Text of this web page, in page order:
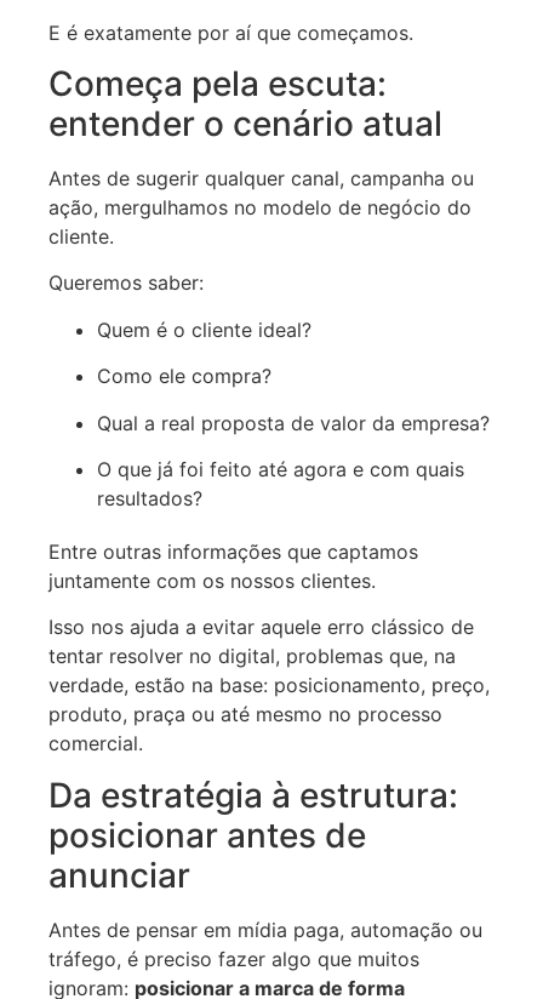
E é exatamente por aí que começamos.
Começa pela escuta:
entender o cenário atual
Antes de sugerir qualquer canal, campanha ou
ação, mergulhamos no modelo de negócio do
cliente.
Queremos saber:
Quem é o cliente ideal?
Como ele compra?
Qual a real proposta de valor da empresa?
O que já foi feito até agora e com quais
resultados?
Entre outras informações que captamos
juntamente com os nossos clientes.
Isso nos ajuda a evitar aquele erro clássico de
tentar resolver no digital, problemas que, na
verdade, estão na base: posicionamento, preço,
produto, praça ou até mesmo no processo
comercial.
Da estratégia à estrutura:
posicionar antes de
anunciar
Antes de pensar em mídia paga, automação ou
tráfego, é preciso fazer algo que muitos
ignoram: posicionar a marca de forma